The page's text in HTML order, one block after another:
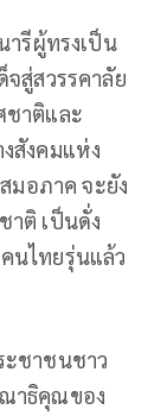
ารีผู้ทรงเป็น
สู่สวรรคาลัย
ชาติและ
สังคมแห่ง
มอภาค จะยัง
าติ เป็นดั่ง
นไทยรุ่นแล้ว
ชาชนชาว
าธิคุณของ